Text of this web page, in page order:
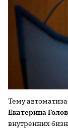
Тему
Екатерина
внутренних